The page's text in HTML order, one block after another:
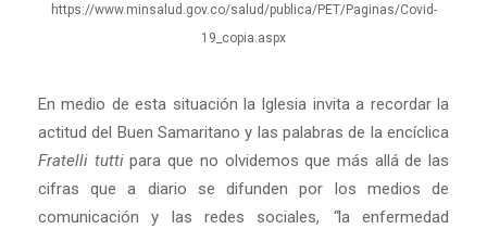
https://www.minsalud.gov.co/salud/publica/PET/Paginas/Covid-
19_copia.aspx
En medio de esta situación la Iglesia invita a recordar la
actitud del Buen Samaritano y las palabras de la encíclica
Fratelli tuttipara que no olvidemos que más allá de las
cifras que a diario se difunden por los medios de
comunicación y las redes sociales, “la enfermedad